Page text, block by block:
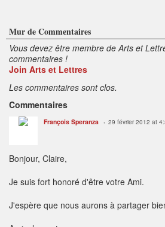
Mur de Commentaires
Vous devez être membre de Arts et
commentaires !
Join Arts et Lettres
Les commentaires sont clos.
Commentaires
François Speranza 29 février 2012 at
Bonjour, Claire,
Je suis fort honoré d'être votre Ami.
J'espère que nous aurons à partager